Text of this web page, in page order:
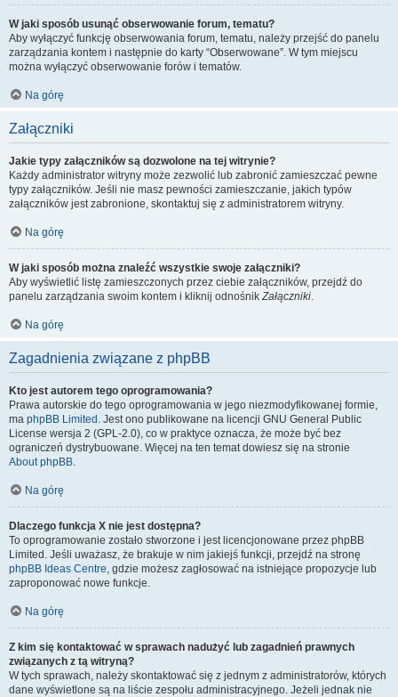
W jaki sposób usunąć obserwowanie forum, tematu?
Aby wyłączyć funkcję obserwowania forum, tematu, należy przejść do panelu
zarządzania kontem i następnie do karty “Obserwowane”. W tym miejscu
można wyłączyć obserwowanie forów i tematów.
Na górę
Załączniki
Jakie typy załączników są dozwolone na tej witrynie?
Każdy administrator witryny może zezwolić lub zabronić zamieszczać pewne
typy załączników. Jeśli nie masz pewności zamieszczanie, jakich typów
załączników jest zabronione, skontaktuj się z administratorem witryny.
Na górę
W jaki sposób można znaleźć wszystkie swoje załączniki?
Aby wyświetlić listę zamieszczonych przez ciebie załączników, przejdź do
panelu zarządzania swoim kontem i kliknij odnośnikZałączniki.
Na górę
Zagadnienia związane z phpBB
Kto jest autorem tego oprogramowania?
Prawa autorskie do tego oprogramowania w jego niezmodyfikowanej formie,
ma phpBB Limited . Jest ono publikowane na licencji GNU General Public
License wersja 2 (GPL-2.0), co w praktyce oznacza, że może być bez
ograniczeń dystrybuowane. Więcej na ten temat dowiesz się na stronie
About phpBB.
Na górę
Dlaczego funkcja X nie jest dostępna?
To oprogramowanie zostało stworzone i jest licencjonowane przez phpBB
Limited. Jeśli uważasz, że brakuje w nim jakiejś funkcji, przejdź na stronę
phpBB Ideas Centre, gdzie możesz zagłosować na istniejące propozycje lub
zaproponować nowe funkcje.
Na górę
Z kim się kontaktować w sprawach nadużyć lub zagadnień prawnych
związanych z tą witryną?
W tych sprawach, należy skontaktować się z jednym z administratorów, których
dane wyświetlone są na liście zespołu administracyjnego. Jeżeli jednak nie